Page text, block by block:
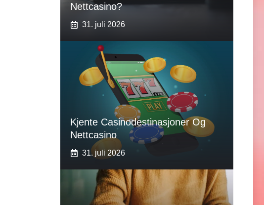
Nettcasino?
31. juli 2026
Kjente Casinodestinasjoner Og
Nettcasino
31. juli 2026